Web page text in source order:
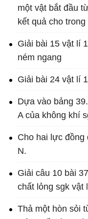
một vật bắt đầu
kết quả cho trong
Giải bài 15 vật lí
ném ngang
Giải bài 24 vật lí
Dựa vào bảng
A của không khí
Cho hai lực đồng
N.
Giải câu 10 bài
chất lỏng sgk vật
Thả một hòn sỏi